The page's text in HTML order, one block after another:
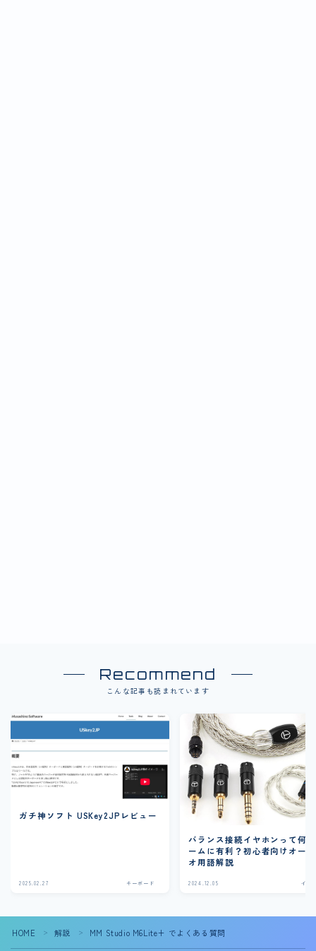
Recommend
こんな記事も読まれています
ガチ神ソフト USKey2JPレビュー
2025.02.27 キーボード
バランス接続イヤホンって何
ームに有利？初心者向けオー
オ用語解説
2024.12.05 イヤ
HOME ＞ 解説 ＞ MM Studio M6Lite+ でよくある質問